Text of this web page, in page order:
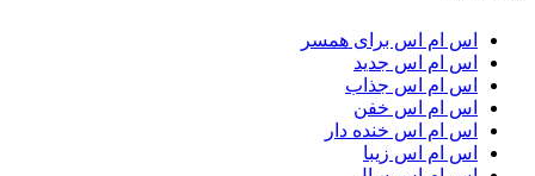
اس ام اس برای همسر
اس ام اس جدید
اس ام اس جذاب
اس ام اس خفن
اس ام اس خنده دار
اس ام اس زیبا